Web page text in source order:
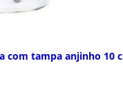
com tampa anjinho 10